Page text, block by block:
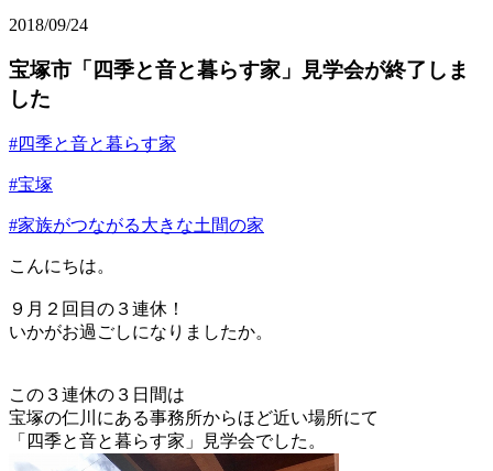
2018/09/24
宝塚市「四季と音と暮らす家」見学会が終了しま
した
#四季と音と暮らす家
#宝塚
#家族がつながる大きな土間の家
こんにちは。
９月２回目の３連休！
いかがお過ごしになりましたか。
この３連休の３日間は
宝塚の仁川にある事務所からほど近い場所にて
「四季と音と暮らす家」見学会でした。